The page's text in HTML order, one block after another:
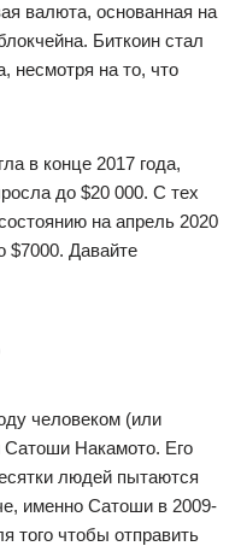
валюта, основанная на
Биткоин стал
несмотря на то, что
в конце 2017 года,
до $20 000. С тех
на апрель 2020
$7000. Давайте
человеком (или
Накамото. Его
людей пытаются
именно Сатоши в 2009-
того чтобы отправить